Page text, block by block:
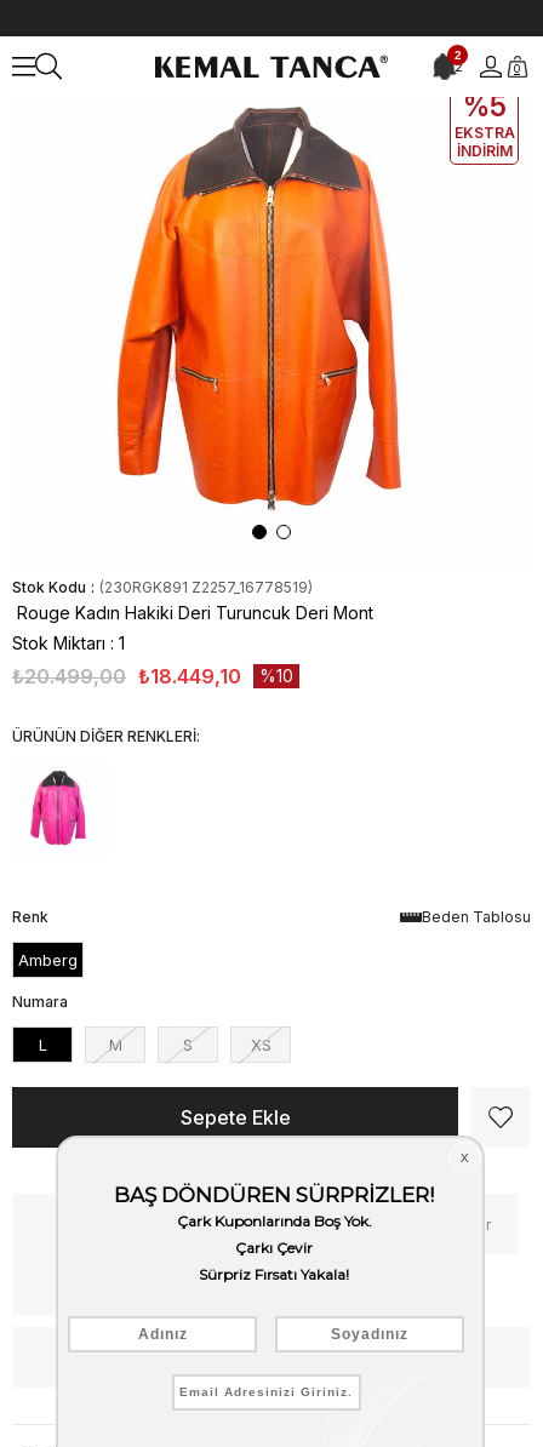
2
2 0
EKLE5
%5
EKSTRA
İNDİRİM
Stok Kodu (230RGK891 Z2257_16778519)
Rouge Kadın Hakiki Deri Turuncuk Deri Mont
Stok Miktarı : 1
₺20.499,00 ₺18.449,10 10
ÜRÜNÜN DİĞER RENKLERİ:
Beden Tablosu
Renk
Amberg
Numara
L M S XS
Fiyat Düşünce Haber Ver
Kargo Bedava
WhatsApp’tan Bilgi Al